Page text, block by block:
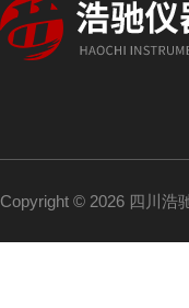
Copyright © 2026 四川浩